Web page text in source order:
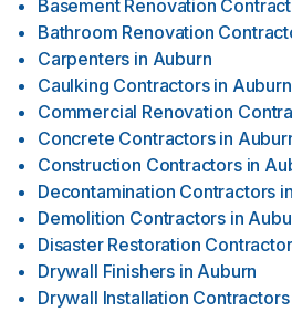
Basement Renovation
Bathroom Renovation
Carpenters in Auburn
Caulking Contractors in Auburn
Commercial Renovation
Concrete Contractors in
Construction Contractors in
Decontamination Contractors in
Demolition Contractors in
Disaster Restoration
Drywall Finishers in Auburn
Drywall Installation Contractors